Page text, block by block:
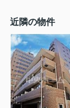
近隣の物件